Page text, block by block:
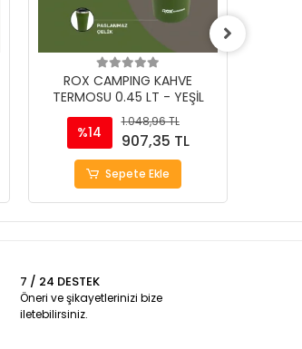
ROX CAMPING KAHVE
TERMOSU 0.45 LT - YEŞİL
%14
1.048,96 TL
907,35 TL
Sepete Ekle
7 / 24 DESTEK
Öneri ve şikayetlerinizi bize
iletebilirsiniz.